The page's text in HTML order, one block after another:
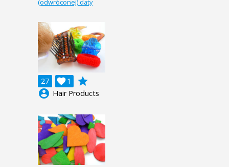
(odwróconej) daty
27 1

grade
account_circle Hair Products